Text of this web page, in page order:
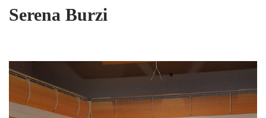
Serena Burzi